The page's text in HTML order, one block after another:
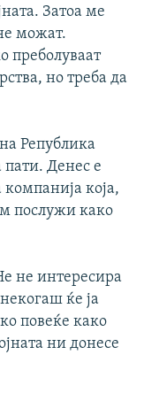
Затоа ме
можат.
преболуваат
но треба да
Република
пати. Денес е
која,
послужи како
не интересира
ќе ја
повеќе како
ни донесе